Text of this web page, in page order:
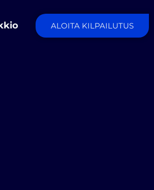
ALOITA KILPAILUTUS